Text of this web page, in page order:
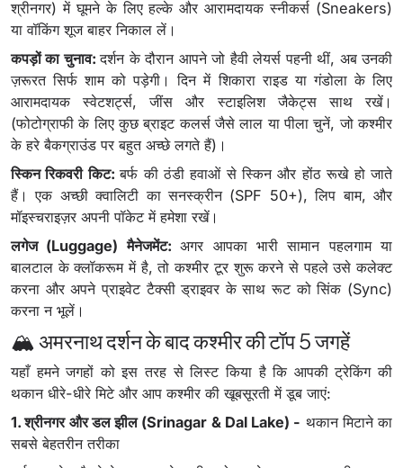
श्रीनगर) में घूमने के लिए हल्के और आरामदायक स्नीकर्स (Sneakers)
या वॉकिंग शूज बाहर निकाल लें।
कपड़ों का चुनाव:दर्शन के दौरान आपने जो हैवी लेयर्स पहनी थीं, अब उनकी
ज़रूरत सिर्फ शाम को पड़ेगी। दिन में शिकारा राइड या गंडोला के लिए
आरामदायक स्वेटशर्ट्स, जींस और स्टाइलिश जैकेट्स साथ रखें।
(फोटोग्राफी के लिए कुछ ब्राइट कलर्स जैसे लाल या पीला चुनें, जो कश्मीर
के हरे बैकग्राउंड पर बहुत अच्छे लगते हैं)।
स्किन रिकवरी किट:बर्फ की ठंडी हवाओं से स्किन और होंठ रूखे हो जाते
हैं। एक अच्छी क्वालिटी का सनस्क्रीन (SPF 50+), लिप बाम, और
मॉइस्चराइज़र अपनी पॉकेट में हमेशा रखें।
लगेज (Luggage) मैनेजमेंट:अगर आपका भारी सामान पहलगाम या
बालटाल के क्लॉकरूम में है, तो कश्मीर टूर शुरू करने से पहले उसे कलेक्ट
करना और अपने प्राइवेट टैक्सी ड्राइवर के साथ रूट को सिंक (Sync)
करना न भूलें।
🏔️ अमरनाथ दर्शन के बाद कश्मीर की टॉप 5 जगहें
यहाँ हमने जगहों को इस तरह से लिस्ट किया है कि आपकी ट्रेकिंग की
थकान धीरे-धीरे मिटे और आप कश्मीर की खूबसूरती में डूब जाएं:
1. श्रीनगर और डल झील (Srinagar & Dal Lake) - थकान मिटाने का
सबसे बेहतरीन तरीका